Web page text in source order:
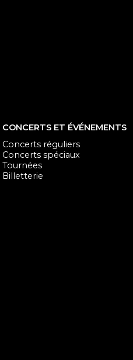
CONCERTS ET ÉVÉNEMENTS
Concerts réguliers
Concerts spéciaux
Tournées
Billetterie